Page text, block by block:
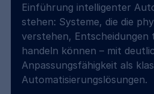
Einführung intelligenter
stehen: Systeme, die die
verstehen,
handeln können – mit
Anpassungsfähigkeit als
Automatisierungslösungen.